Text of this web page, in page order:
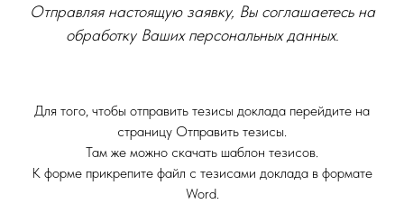
Отправляя настоящую заявку, Вы соглашаетесь на
обработку Ваших персональных данных.
Для того, чтобы отправить тезисы доклада перейдите на
страницу Отправить тезисы.
Там же можно скачать шаблон тезисов.
К форме прикрепите файл с тезисами доклада в формате
Word.